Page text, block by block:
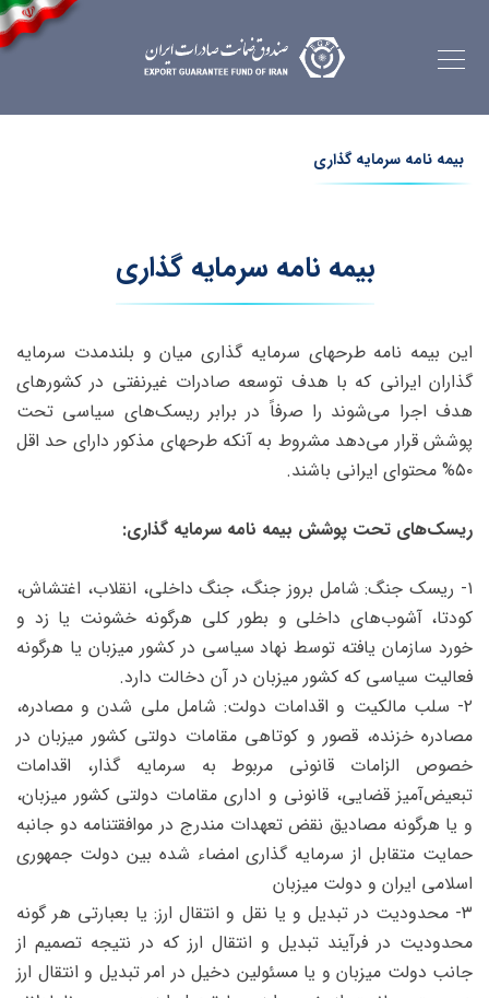
بیمه نامه سرمایه گذاری
بیمه نامه سرمایه گذاری
این بیمه‌ نامه طرحهای سرمایه‌ گذاری میان و بلندمدت سرمایه‌
گذاران ایرانی که با هدف توسعه صادرات غیرنفتی در کشورهای
هدف اجرا می‌شوند را صرفاً در برابر ریسک‌های سیاسی تحت
پوشش قرار می‌دهد مشروط به آنکه طرحهای مذکور دارای حد اقل
۵۰% محتوای ایرانی باشند.
ریسک‌های تحت پوشش بیمه نامه سرمایه گذاری:
۱- ریسک جنگ: شامل بروز جنگ، جنگ داخلی، انقلاب، اغتشاش،
کودتا، آشوب‌های داخلی و بطور کلی هرگونه خشونت یا زد و
خورد سازمان یافته توسط نهاد سیاسی در کشور میزبان یا هرگونه
فعالیت سیاسی که کشور میزبان در آن دخالت دارد.
۲- سلب مالکیت و اقدامات دولت: شامل ملی شدن و مصادره،
مصادره خزنده، قصور و کوتاهی مقامات دولتی کشور میزبان در
خصوص الزامات قانونی مربوط به سرمایه‌ گذار، اقدامات
تبعیض‌آمیز قضایی،‌ قانونی و اداری مقامات دولتی کشور میزبان،
و یا هرگونه مصادیق نقض تعهدات مندرج در موافقتنامه دو جانبه
حمایت متقابل از سرمایه‌ گذاری امضاء شده بین دولت جمهوری
اسلامی ایران و دولت میزبان
۳- محدودیت در تبدیل و یا نقل و انتقال ارز: یا بعبارتی هر گونه
محدودیت در فرآیند تبدیل و انتقال ارز که در نتیجه تصمیم از
جانب دولت میزبان و یا مسئولین دخیل در امر تبدیل و انتقال ارز